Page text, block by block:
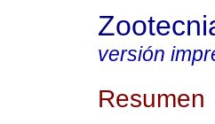
versión
Resumen